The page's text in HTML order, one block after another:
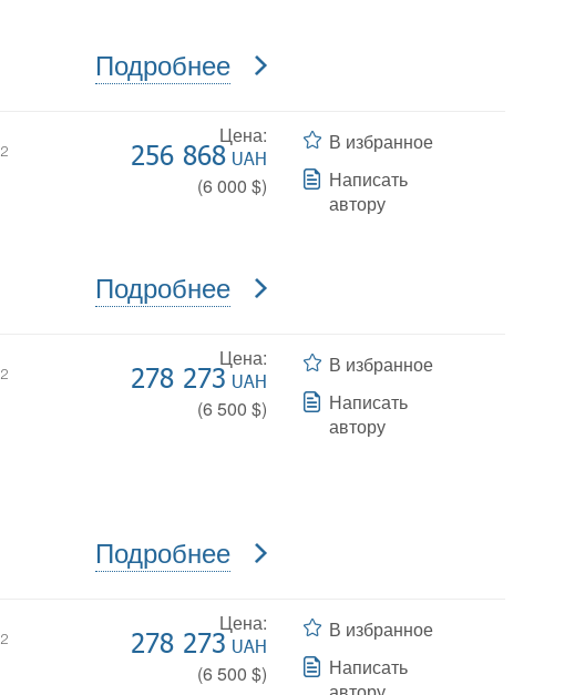
Подробнее
2
Цена:
256 868UAH
(6 000 $)
Подробнее
В избранное
Написать
автору
2
Цена:
278 273 UAH
(6 500 $)
Подробнее
В избранное
Написать
автору
2
Цена:
278 273 UAH
(6 500 $)
В избранное
Написать